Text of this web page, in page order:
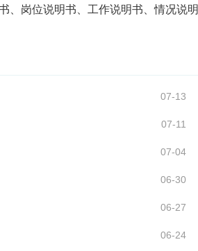
、岗位说明书、工作说明书、情况说明
07-13
07-11
07-04
06-30
06-27
06-24